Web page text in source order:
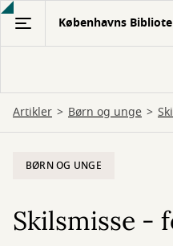
Gå
hovedindhold
Københavns
Artikler Børn og unge
BØRN OG UNGE
Skilsmisse -